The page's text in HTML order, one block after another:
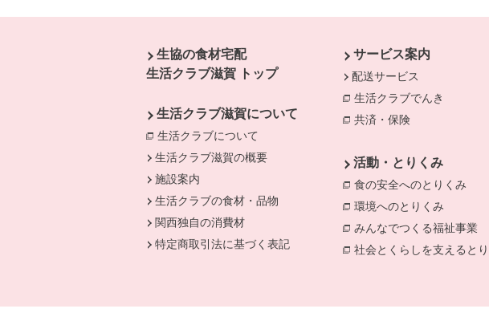
生協の食材宅配
生活クラブ滋賀 トップ
生活クラブ滋賀について
生活クラブについて
生活クラブ滋賀の概要
施設案内
生活クラブの食材・品物
関西独自の消費材
特定商取引法に基づく表記
サービス案内
配送サービス
生活クラブでんき
別のウ
共済・保険
活動・とりくみ
食の安全へのとりくみ
環境へのとりくみ
みんなでつくる福祉事業
社会とくらしを支えると